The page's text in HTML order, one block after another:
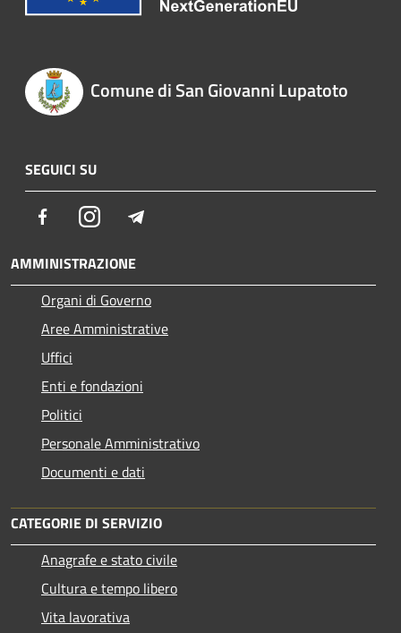
Comune di San Giovanni Lupatoto
SEGUICI SU
FacebookInstagram
AMMINISTRAZIONE
Organi di Governo
Aree Amministrative
Uffici
Enti e fondazioni
Politici
Personale Amministrativo
Documenti e dati
CATEGORIE DI SERVIZIO
Anagrafe e stato civile
Cultura e tempo libero
Vita lavorativa